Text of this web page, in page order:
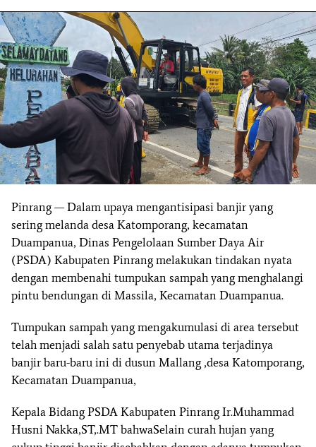
Pinrang — Dalam upaya mengantisipasi banjir yang
sering melanda desa Katomporang, kecamatan
Duampanua, Dinas Pengelolaan Sumber Daya Air
(PSDA) Kabupaten Pinrang melakukan tindakan nyata
dengan membenahi tumpukan sampah yang menghalangi
pintu bendungan di Massila, Kecamatan Duampanua.
Tumpukan sampah yang mengakumulasi di area tersebut
telah menjadi salah satu penyebab utama terjadinya
banjir baru-baru ini di dusun Mallang ,desa Katomporang,
Kecamatan Duampanua,
Kepala Bidang PSDA Kabupaten Pinrang Ir.Muhammad
Husni Nakka,ST,.MT bahwaSelain curah hujan yang